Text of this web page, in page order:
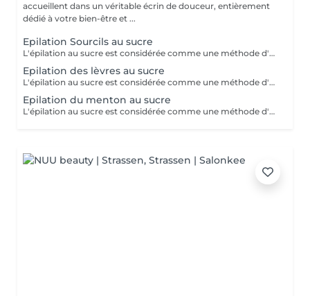
accueillent dans un véritable écrin de douceur, entièrement
dédié à votre bien-être et ...
Epilation Sourcils au sucre
L'épilation au sucre est considérée comme une méthode d'épilation supérieure! C'est une méthode 100% naturelle, sans aucunes substances chimiques qui se travaille uniquement à la main. Elle permet de retirer le bulbe du poil même si celui n'est pas encore sorti de la peau.Ce qui lui donne la réputation d'épilation semi-définitive! Cette technique va aller chercher le poil en profondeur! Après 3 sessions, il est recommandé de venir toutes les 7 semaines entre chaque épilation. Economique, efficace et précise, cette technique ancestrale permet d'avoir une nouvelle vision de l'épilation. Nombreux sont ses avantages: - Moins douloureux qu'une épilation classique - Ne casse pas le poil - Réduit la croissance du poil - Soin pour la peau (doux exfoliant, soin anti-cellulite dû à la technique) - Peau douce assurée -Idéal pour les adolescents afin que le duvet ne se transforme pas en poil C'est un véritable soin pour la peau à tester !
Epilation des lèvres au sucre
L'épilation au sucre est considérée comme une méthode d'épilation supérieure! C'est une méthode 100% naturelle, sans aucunes substances chimiques qui se travaille uniquement à la main. Elle permet de retirer le bulbe du poil même si celui n'est pas encore sorti de la peau.Ce qui lui donne la réputation d'épilation semi-définitive! Cette technique va aller chercher le poil en profondeur! Après 3 sessions, il est recommandé de venir toutes les 7 semaines entre chaque épilation. Economique, efficace et précise, cette technique ancestrale permet d'avoir une nouvelle vision de l'épilation. Nombreux sont ses avantages: - Moins douloureux qu'une épilation classique - Ne casse pas le poil - Réduit la croissance du poil - Soin pour la peau (doux exfoliant, soin anti-cellulite dû à la technique) - Peau douce assurée -Idéal pour les adolescents afin que le duvet ne se transforme pas en poil C'est un véritable soin pour la peau à tester !
Epilation du menton au sucre
L'épilation au sucre est considérée comme une méthode d'épilation supérieure! C'est une méthode 100% naturelle, sans aucunes substances chimiques qui se travaille uniquement à la main. Elle permet de retirer le bulbe du poil même si celui n'est pas encore sorti de la peau.Ce qui lui donne la réputation d'épilation semi-définitive! Cette technique va aller chercher le poil en profondeur! Après 3 sessions, il est recommandé de venir toutes les 7 semaines entre chaque épilation. Economique, efficace et précise, cette technique ancestrale permet d'avoir une nouvelle vision de l'épilation. Nombreux sont ses avantages: - Moins douloureux qu'une épilation classique - Ne casse pas le poil - Réduit la croissance du poil - Soin pour la peau (doux exfoliant, soin anti-cellulite dû à la technique) - Peau douce assurée -Idéal pour les adolescents afin que le duvet ne se transforme pas en poil C'est un véritable soin pour la peau à tester !